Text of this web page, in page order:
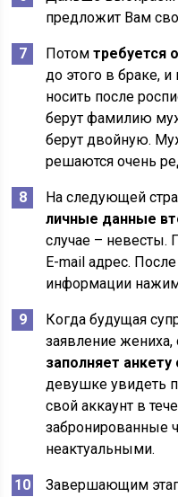
предложит Вам
Потомтребуется
до этого в браке,
носить после
берут фамилию
берут двойную.
решаются очень
На следующей
личные данные
случае –
E-mail адрес.
информации
Когда будущая
заявление
заполняет анкету
девушке увидеть
свой аккаунт в
забронированные
неактуальными.
Завершающим